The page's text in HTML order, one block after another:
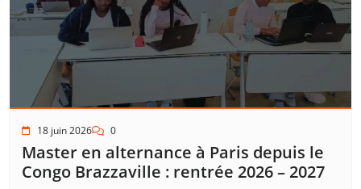
18 juin 2026 0
Master en alternance à Paris depuis le
Congo Brazzaville : rentrée 2026 – 2027